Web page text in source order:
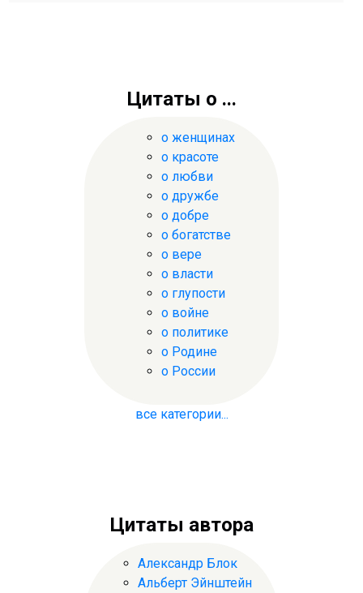
Цитаты о ...
о женщинах
о красоте
о любви
о дружбе
о добре
о богатстве
о вере
о власти
о глупости
о войне
о политике
о Родине
о России
все категории...
Цитаты автора
Александр Блок
Альберт Эйнштейн